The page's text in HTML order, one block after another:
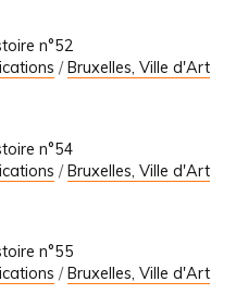
n°52
/ Bruxelles, Ville d'Art
n°54
/Bruxelles, Ville d'Art
n°55
/Bruxelles, Ville d'Art